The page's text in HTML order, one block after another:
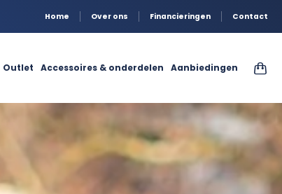
Home Over ons Financieringen Contact
Outlet Accessoires & onderdelen Aanbiedingen